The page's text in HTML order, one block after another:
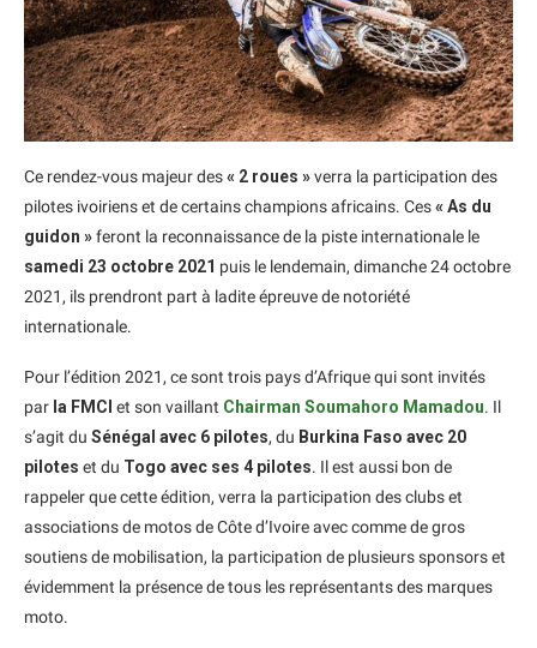
Ce rendez-vous majeur des« 2 roues »verra la participation des
pilotes ivoiriens et de certains champions africains. Ces« As du
guidon »feront la reconnaissance de la piste internationale le
samedi 23 octobre 2021 puis le lendemain, dimanche 24 octobre
2021, ils prendront part à ladite épreuve de notoriété
internationale.
Pour l’édition 2021, ce sont trois pays d’Afrique qui sont invités
par la FMCI et son vaillant Chairman Soumahoro Mamadou. Il
s’agit du Sénégal avec 6 pilotes, du Burkina Faso avec 20
pilotes et du Togo avec ses 4 pilotes. Il est aussi bon de
rappeler que cette édition, verra la participation des clubs et
associations de motos de Côte d’Ivoire avec comme de gros
soutiens de mobilisation, la participation de plusieurs sponsors et
évidemment la présence de tous les représentants des marques
moto.